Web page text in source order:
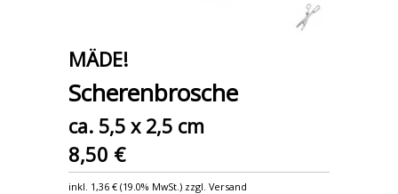
MÄDE!
Scherenbrosche
ca. 5,5 x 2,5 cm
8,50 €
inkl. 1,36 € (19.0% MwSt.) zzgl. Versand